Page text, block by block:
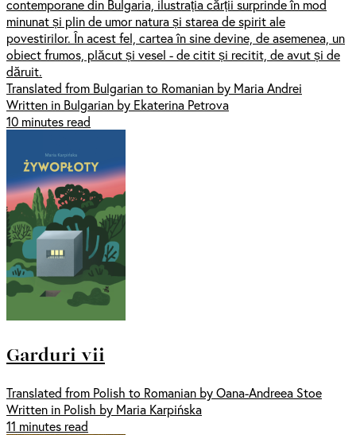
contemporane din Bulgaria, ilustrația cărții surprinde în mod
minunat și plin de umor natura și starea de spirit ale
povestirilor. În acest fel, cartea în sine devine, de asemenea, un
obiect frumos, plăcut și vesel - de citit și recitit, de avut și de
dăruit.
Translated from Bulgarian to Romanian by Maria Andrei
Written in Bulgarian by Ekaterina Petrova
10 minutes read
Garduri vii
Translated from Polish to Romanian by Oana-Andreea Stoe
Written in Polish by Maria Karpińska
11 minutes read